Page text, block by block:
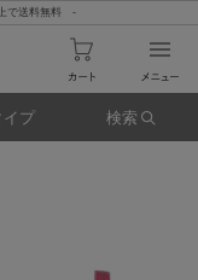
で送料無料 -
イプ 検索